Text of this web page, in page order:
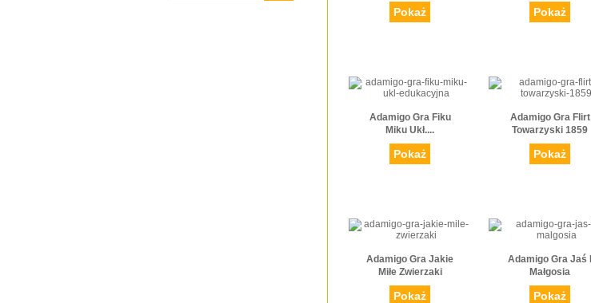
Pokaż Pokaż
Adamigo Gra Fiku
Miku Ukł....
Pokaż
Adamigo Gra Flirt
Towarzyski 1859
Pokaż
Adamigo Gra Jakie
Miłe Zwierzaki
Pokaż
Adamigo Gra Jaś I
Małgosia
Pokaż